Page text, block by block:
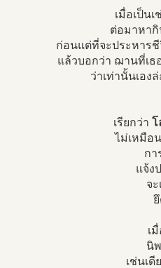
เมื่อเป็น
ต่อมาหากิ
ก่อนแต่ที่จะประหาร
แล้วบอกว่า ฌานที่เธ
ว่าเท่านั้นเอง
เรียกว่า โ
ไม่เหมือ
กา
แจ้ง
จ
เ
นิ
เช่นเ